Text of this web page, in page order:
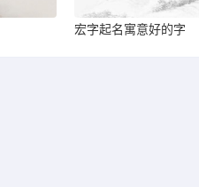
宏字起名寓意好的字